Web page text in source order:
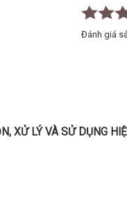
Đánh giá
XỬ LÝ VÀ SỬ DỤNG